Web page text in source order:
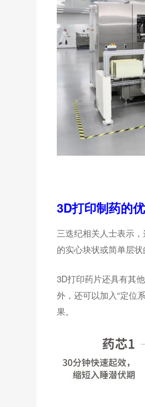
3D打印制药的
三迭纪相关人士表示
的实心块状或简单层
3D打印药片还具有其
外，还可以加入“定位
果。